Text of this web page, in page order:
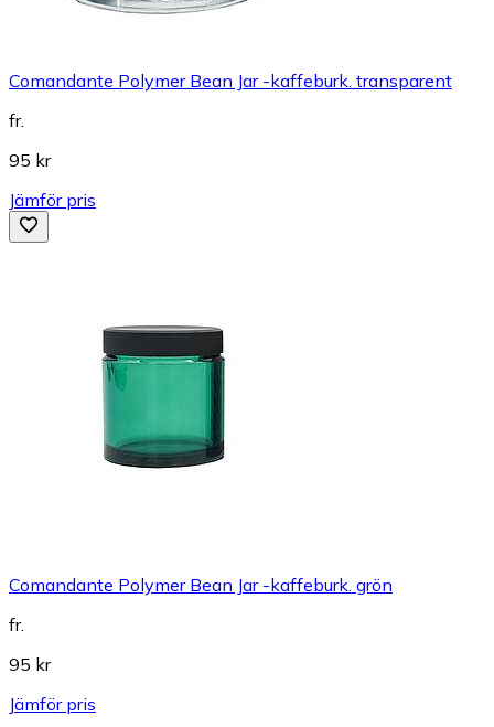
Comandante Polymer Bean Jar -kaffeburk. transparent
fr.
95 kr
Jämför pris
Comandante Polymer Bean Jar -kaffeburk. grön
fr.
95 kr
Jämför pris